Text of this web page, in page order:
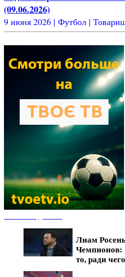
(09.06.2026)
9 июня 2026 | Футбол |
Лиам
то, ради чего